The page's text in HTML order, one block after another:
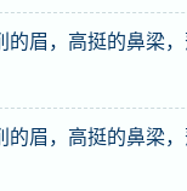
眉，高挺的鼻梁
眉，高挺的鼻梁